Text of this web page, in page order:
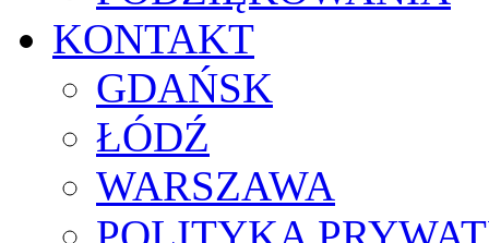
KONTAKT
GDAŃSK
ŁÓDŹ
WARSZAWA